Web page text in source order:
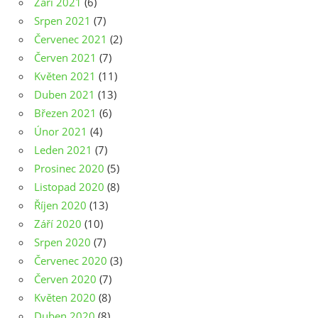
Srpen 2021 (7)
Červenec 2021 (2)
Červen 2021 (7)
Květen 2021 (11)
Duben 2021 (13)
Březen 2021 (6)
Únor 2021 (4)
Leden 2021 (7)
Prosinec 2020 (5)
Listopad 2020 (8)
Říjen 2020 (13)
Září 2020 (10)
Srpen 2020 (7)
Červenec 2020 (3)
Červen 2020 (7)
Květen 2020 (8)